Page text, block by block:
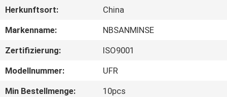
ÜBER
UNS
FABRIK-
AUSFLUG
Herkunftsort:
China
Markenname:
NBSANMINSE
Zertifizierung:
ISO9001
Modellnummer:
UFR
Min Bestellmenge:
10pcs